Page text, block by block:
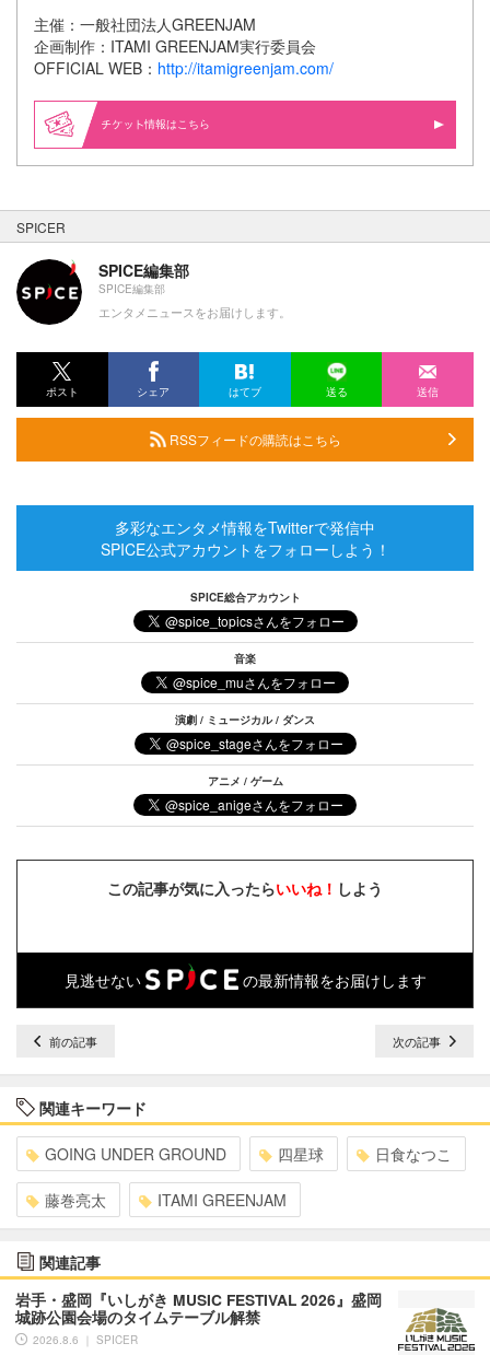
主催：一般社団法人GREENJAM
企画制作：ITAMI GREENJAM実行委員会
OFFICIAL WEB： http://itamigreenjam.com/
情報はこちら
SPICER
SPICE編集部
SPICE編集部
エンタメニュースをお届けします。
ポスト シェア はてブ 送る 送信
RSSフィードの購読はこちら
多彩なエンタメ情報をTwitterで発信中
SPICE公式アカウントをフォローしよう！
SPICE総合アカウント
音楽
演劇 / ミュージカル / ダンス
アニメ / ゲーム
この記事が気に入ったらいいね！ しよう
見逃せない の最新情報をお届けします
前の記事 次の記事
関連キーワード
GOING UNDER GROUND 四星球 日食なつこ
藤巻亮太 ITAMI GREENJAM
関連記事
岩手・盛岡『いしがき MUSIC FESTIVAL 2026』盛岡
城跡公園会場のタイムテーブル解禁
2026.8.6 ｜ SPICER